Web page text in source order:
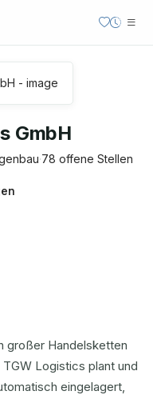
GmbH
·78 offene Stellen
großer Handelsketten
Logistics plant und
eingelagert,